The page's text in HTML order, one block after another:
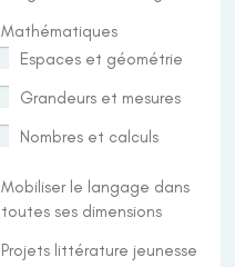
Mathématiques
Espaces et géométrie
Grandeurs et mesures
Nombres et calculs
Mobiliser le langage dans
toutes ses dimensions
Projets littérature jeunesse